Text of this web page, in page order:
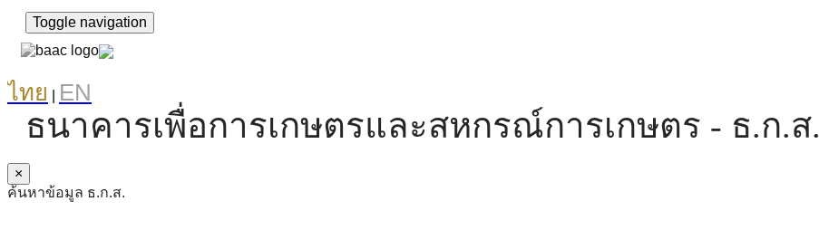
Toggle navigation
ไทย EN
ธนาคารเพื่อการเกษตรและสหกรณ์การเกษตร - ธ.ก.ส.
×
ค้นหาข้อมูล ธ.ก.ส.